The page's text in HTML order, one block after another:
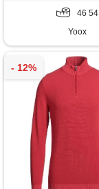
46 54
Yoox